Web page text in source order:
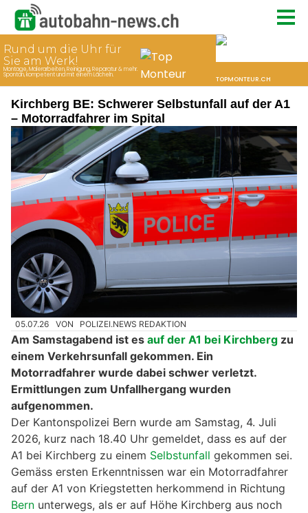
Kirchberg BE: Schwerer Selbstunfall auf der A1
– Motorradfahrer im Spital
05.07.26 VON POLIZEI.NEWS REDAKTION
Am Samstagabend ist es auf der A1 bei Kirchberg zu
einem Verkehrsunfall gekommen. Ein
Motorradfahrer wurde dabei schwer verletzt.
Ermittlungen zum Unfallhergang wurden
aufgenommen.
Der Kantonspolizei Bern wurde am Samstag, 4. Juli
2026, kurz nach 18.40 Uhr gemeldet, dass es auf der
A1 bei Kirchberg zu einem Selbstunfall gekommen sei.
Gemäss ersten Erkenntnissen war ein Motorradfahrer
auf der A1 von Kriegstetten herkommend in Richtung
Bern unterwegs, als er auf Höhe Kirchberg aus noch